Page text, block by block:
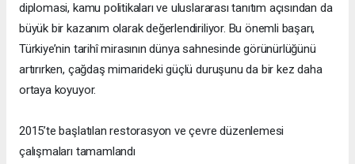
diplomasi, kamu politikaları ve uluslararası tanıtım açısından da
büyük bir kazanım olarak değerlendiriliyor. Bu önemli başarı,
Türkiye’nin tarihî mirasının dünya sahnesinde görünürlüğünü
artırırken, çağdaş mimarideki güçlü duruşunu da bir kez daha
ortaya koyuyor.
2015’te başlatılan restorasyon ve çevre düzenlemesi
çalışmaları tamamlandı